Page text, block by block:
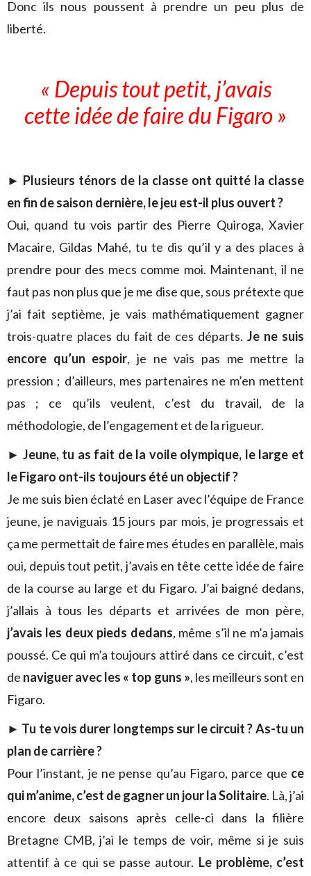
Donc ils nous poussent à prendre un peu plus de
liberté.
« Depuis tout petit, j’avais
cette idée de faire du Figaro »
► Plusieurs ténors de la classe ont quitté la classe
en fin de saison dernière, le jeu est-il plus ouvert ?
Oui, quand tu vois partir des Pierre Quiroga, Xavier
Macaire, Gildas Mahé, tu te dis qu’il y a des places à
prendre pour des mecs comme moi. Maintenant, il ne
faut pas non plus que je me dise que, sous prétexte que
j’ai fait septième, je vais mathématiquement gagner
trois-quatre places du fait de ces départs. Je ne suis
encore qu’un espoir, je ne vais pas me mettre la
pression ; d’ailleurs, mes partenaires ne m’en mettent
pas ; ce qu’ils veulent, c’est du travail, de la
méthodologie, de l’engagement et de la rigueur.
► Jeune, tu as fait de la voile olympique, le large et
le Figaro ont-ils toujours été un objectif ?
Je me suis bien éclaté en Laser avec l’équipe de France
jeune, je naviguais 15 jours par mois, je progressais et
ça me permettait de faire mes études en parallèle, mais
oui, depuis tout petit, j’avais en tête cette idée de faire
de la course au large et du Figaro. J’ai baigné dedans,
j’allais à tous les départs et arrivées de mon père,
j’avais les deux pieds dedans, même s’il ne m’a jamais
poussé. Ce qui m’a toujours attiré dans ce circuit, c’est
de naviguer avec les « top guns », les meilleurs sont en
Figaro.
► Tu te vois durer longtemps sur le circuit ? As-tu un
plan de carrière ?
Pour l’instant, je ne pense qu’au Figaro, parce que ce
qui m’anime, c’est de gagner un jour la Solitaire. Là, j’ai
encore deux saisons après celle-ci dans la filière
Bretagne CMB, j’ai le temps de voir, même si je suis
attentif à ce qui se passe autour. Le problème, c’est